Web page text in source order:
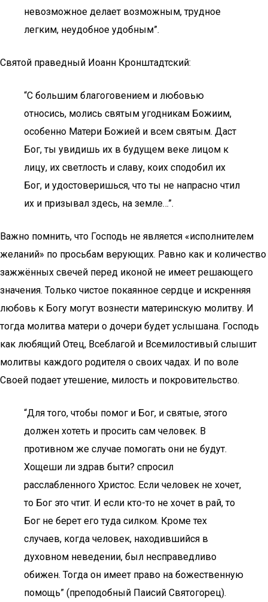
невозможное делает возможным, трудное
легким, неудобное удобным”.
Святой праведный Иоанн Кронштадтский:
“С большим благоговением и любовью
относись, молись святым угодникам Божиим,
особенно Матери Божией и всем святым. Даст
Бог, ты увидишь их в будущем веке лицом к
лицу, их светлость и славу, коих сподобил их
Бог, и удостоверишься, что ты не напрасно чтил
их и призывал здесь, на земле…”.
Важно помнить, что Господь не является «исполнителем
желаний» по просьбам верующих. Равно как и количество
зажжённых свечей перед иконой не имеет решающего
значения. Только чистое покаянное сердце и искренняя
любовь к Богу могут вознести материнскую молитву. И
тогда молитва матери о дочери будет услышана. Господь
как любящий Отец, Всеблагой и Всемилостивый слышит
молитвы каждого родителя о своих чадах. И по воле
Своей подает утешение, милость и покровительство.
“Для того, чтобы помог и Бог, и святые, этого
должен хотеть и просить сам человек. В
противном же случае помогать они не будут.
Хощеши ли здрав быти? спросил
расслабленного Христос. Если человек не хочет,
то Бог это чтит. И если кто-то не хочет в рай, то
Бог не берет его туда силком. Кроме тех
случаев, когда человек, находившийся в
духовном неведении, был несправедливо
обижен. Тогда он имеет право на божественную
помощь” (преподобный Паисий Святогорец).